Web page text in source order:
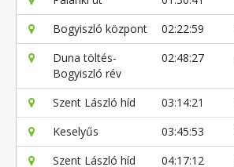
Bogyiszló központ
02:22:59
Duna töltés-
Bogyiszló rév
02:48:27
Szent László híd 03:14:21
Keselyűs
03:45:53
Szent László híd
04:17:12